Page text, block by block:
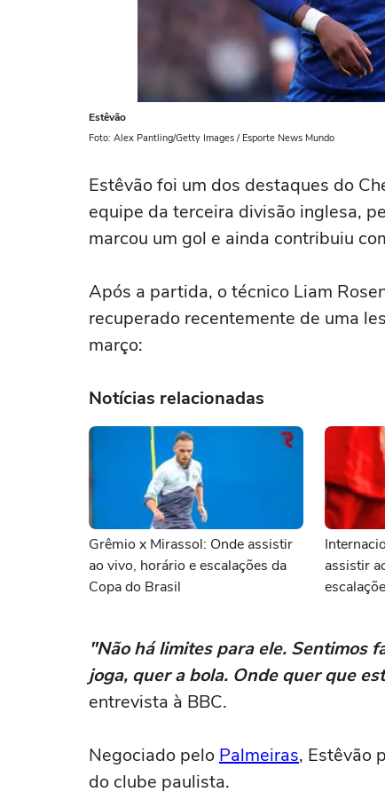
Estêvão
Foto: Alex Pantling/Getty Images / Esporte News Mundo
Estêvão foi um dos destaques do
equipe da terceira divisão inglesa,
marcou um gol e ainda contribuiu
Após a partida, o técnico Liam
recuperado recentemente de uma
março:
Notícias relacionadas
Grêmio x Mirassol: Onde assistir
ao vivo, horário e escalações da
Copa do Brasil
assistir
"Não há limites para ele. Sentimos
joga, quer a bola. Onde quer que
entrevista à BBC.
Negociado pelo Palmeiras, Estêvão
do clube paulista.